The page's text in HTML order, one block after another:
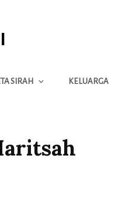
SIRAH KELUARGA